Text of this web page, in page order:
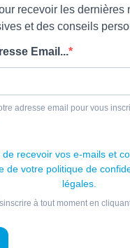
recevoir les dernières
et des conseils
Email...
adresse email pour vous
de recevoir vos e-mails et
de votre politique de
légales.
à tout moment en